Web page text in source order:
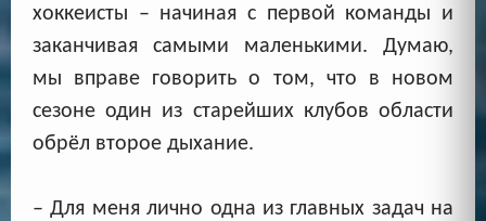
хоккеисты – начиная с первой команды и
заканчивая самыми маленькими. Думаю,
мы вправе говорить о том, что в новом
сезоне один из старейших клубов области
обрёл второе дыхание.
– Для меня лично одна из главных задач на